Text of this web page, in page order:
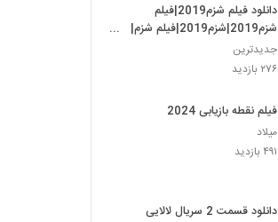
دانلود فیلم شزم2019|فیلم
شزم2019|شزم2019|فیلم شزم|
فیلمSHAZAM
جدیدترین
۲۷۶ بازدید
فیلم نقطه بازیابی 2024
میلاد
۴۹۱ بازدید
دانلود قسمت 2 سریال لالایی